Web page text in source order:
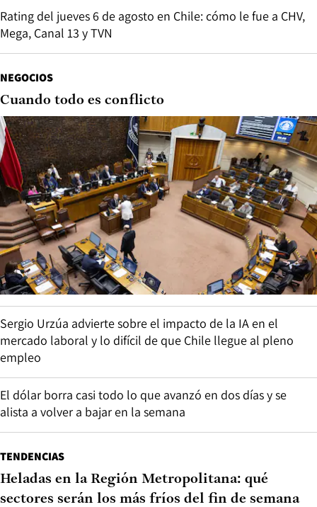
Rating del jueves 6 de agosto en Chile: cómo le fue a CHV,
Mega, Canal 13 y TVN
NEGOCIOS
Cuando todo es conflicto
Sergio Urzúa advierte sobre el impacto de la IA en el
mercado laboral y lo difícil de que Chile llegue al pleno
empleo
El dólar borra casi todo lo que avanzó en dos días y se
alista a volver a bajar en la semana
TENDENCIAS
Heladas en la Región Metropolitana: qué
sectores serán los más fríos del fin de semana